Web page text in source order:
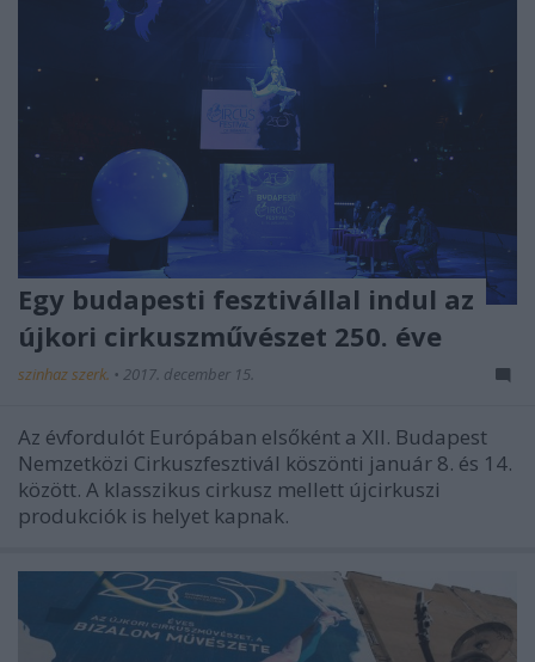
Egy budapesti fesztivállal indul az
újkori cirkuszművészet 250. éve
szinhaz szerk. • 2017. december 15.
Az évfordulót Európában elsőként a XII. Budapest
Nemzetközi Cirkuszfesztivál köszönti január 8. és 14.
között. A klasszikus cirkusz mellett újcirkuszi
produkciók is helyet kapnak.